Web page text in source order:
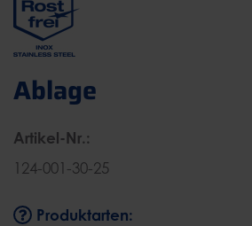
Ablage
Artikel-Nr.:
124-001-30-25
Produktarten: